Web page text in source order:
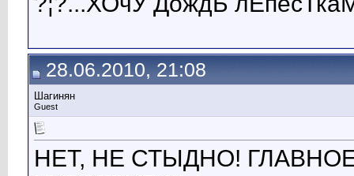
28.06.2010, 21:08
Шагинян
Guest
НЕТ, НЕ СТЫДНО!